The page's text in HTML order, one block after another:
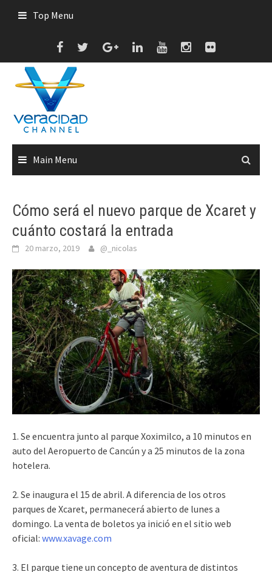
Top Menu
Main Menu
Cómo será el nuevo parque de Xcaret y
cuánto costará la entrada
20 marzo, 2019 @_nicolas
1. Se encuentra junto al parque Xoximilco, a 10 minutos en
auto del Aeropuerto de Cancún y a 25 minutos de la zona
hotelera.
2. Se inaugura el 15 de abril. A diferencia de los otros
parques de Xcaret, permanecerá abierto de lunes a
domingo. La venta de boletos ya inició en el sitio web
oficial: www.xavage.com
3. El parque tiene un concepto de aventura de distintos